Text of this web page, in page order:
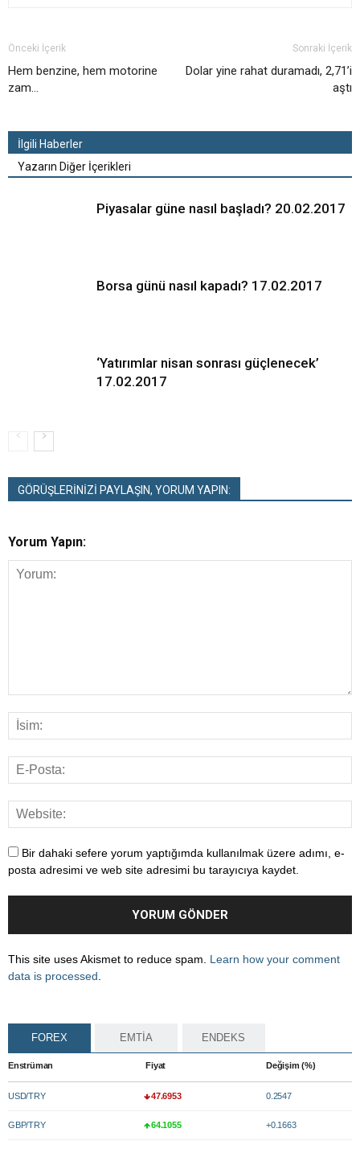
Önceki İçerik
Hem benzine, hem motorine
zam…
Sonraki İçerik
Dolar yine rahat duramadı, 2,71’i
aştı
İlgili Haberler
Yazarın Diğer İçerikleri
Piyasalar güne nasıl başladı? 20.02.2017
Borsa günü nasıl kapadı? 17.02.2017
‘Yatırımlar nisan sonrası güçlenecek’
17.02.2017
GÖRÜŞLERİNİZİ PAYLAŞIN, YORUM YAPIN:
Yorum Yapın:
Bir dahaki sefere yorum yaptığımda kullanılmak üzere adımı, e-
posta adresimi ve web site adresimi bu tarayıcıya kaydet.
This site uses Akismet to reduce spam. Learn how your comment
data is processed
FOREX EMTİA ENDEKS
Enstrüman Fiyat Değişim (%)
USD/TRY 47.6953 0.2547
GBP/TRY 64.1055 +0.1663